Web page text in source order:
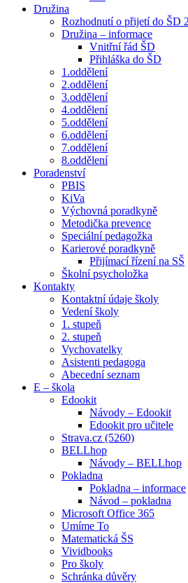
Družina
Rozhodnutí o přijetí do ŠD
Družina – informace
Vnitřní řád ŠD
Přihláška do ŠD
1.oddělení
2.oddělení
3.oddělení
4.oddělení
5.oddělení
6.oddělení
7.oddělení
8.oddělení
Poradenství
PBIS
KiVa
Výchovná poradkyně
Metodička prevence
Speciální pedagožka
Karierové poradkyně
Přijímací řízení na SŠ
Školní psycholožka
Kontakty
Kontaktní údaje školy
Vedení školy
1. stupeň
2. stupeň
Vychovatelky
Asistenti pedagoga
Abecední seznam
E – škola
Edookit
Návody – Edookit
Edookit pro učitele
Strava.cz (5260)
BELLhop
Návody – BELLhop
Pokladna
Pokladna – informace
Návod – pokladna
Microsoft Office 365
Umíme To
Matematická ŠS
Vividbooks
Pro školy
Schránka důvěry